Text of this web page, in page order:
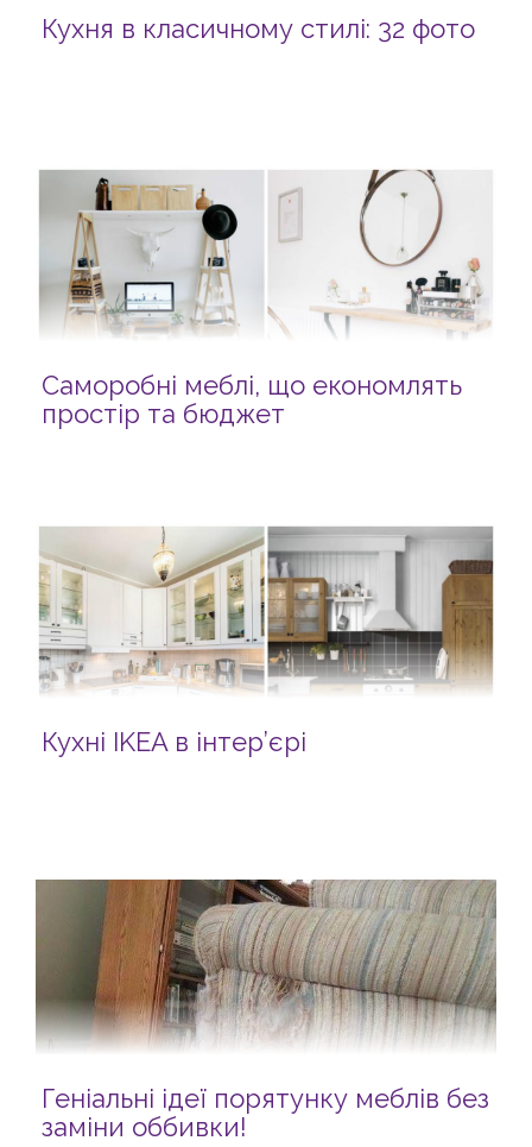
Кухня в класичному стилі: 32 фото
Саморобні меблі, що економлять
простір та бюджет
Кухні IKEA в інтер’єрі
Геніальні ідеї порятунку меблів без
заміни оббивки!